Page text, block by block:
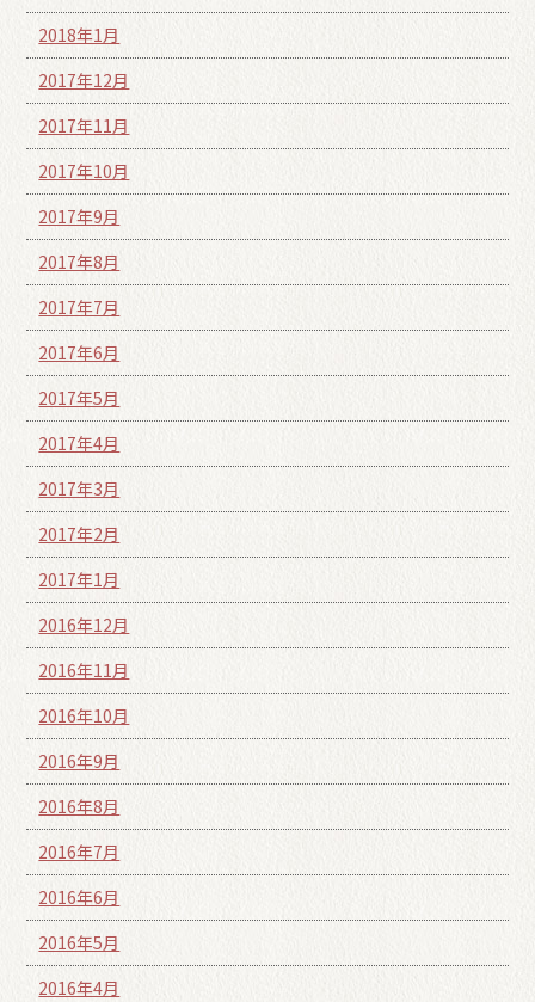
2018年1月
2017年12月
2017年11月
2017年10月
2017年9月
2017年8月
2017年7月
2017年6月
2017年5月
2017年4月
2017年3月
2017年2月
2017年1月
2016年12月
2016年11月
2016年10月
2016年9月
2016年8月
2016年7月
2016年6月
2016年5月
2016年4月